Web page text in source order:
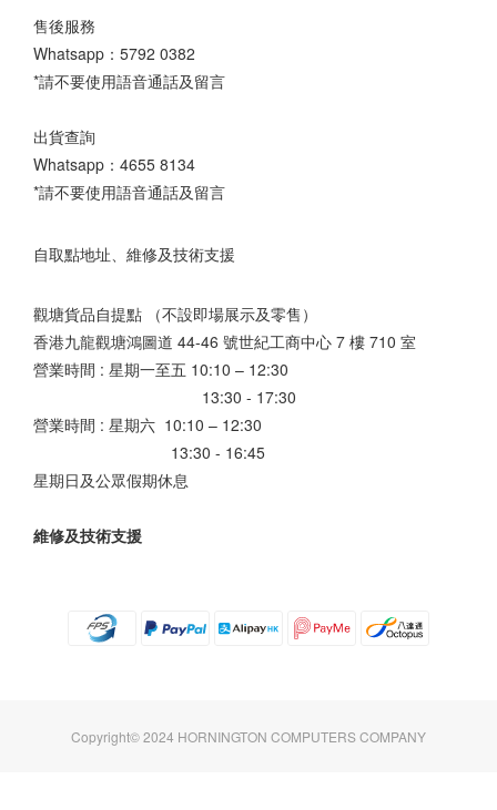
售後服務
Whatsapp： 5792 0382
*請不要使用語音通話及留言
出貨查詢
Whatsapp： 4655 8134
*請不要使用語音通話及留言
自取點地址、維修及技術支援
觀塘貨品自提點 （不設即場展示及零售）
香港九龍觀塘鴻圖道 44-46 號世紀工商中心 7 樓 710 室
營業時間 : 星期一至五 10:10 – 12:30
13:30 - 17:30
營業時間 : 星期六 10:10 – 12:30
13:30 - 16:45
星期日及公眾假期休息
維修及技術支援
Copyright© 2024 HORNINGTON COMPUTERS COMPANY